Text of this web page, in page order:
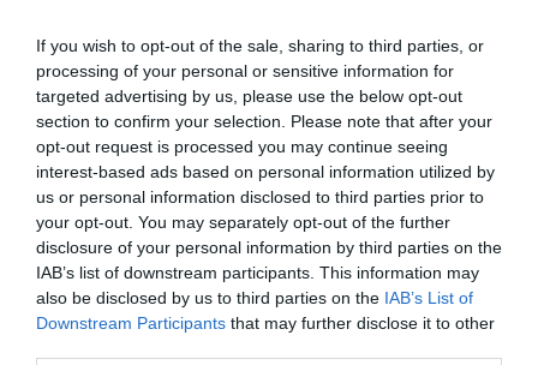
If you wish to opt-out of the sale, sharing to third parties, or
processing of your personal or sensitive information for
targeted advertising by us, please use the below opt-out
section to confirm your selection. Please note that after your
opt-out request is processed you may continue seeing
interest-based ads based on personal information utilized by
us or personal information disclosed to third parties prior to
your opt-out. You may separately opt-out of the further
disclosure of your personal information by third parties on the
IAB’s list of downstream participants. This information may
also be disclosed by us to third parties on the IAB’s List of
Downstream Participants that may further disclose it to other
Les éponges et torchons, des
sources invisibles de germes
L’éponge de cuisine est particulièrement problématique. Une étude
publiée dans l’International Journal of Food Science a analysé plus
de 200 éponges et y a retrouvé levures, moisissures et bactéries.
Ces microbes prospèrent dans des environnements chauds,
humides et riches en protéines, caractéristiques des éponges.
Pour réduire leur prolifération, il est conseillé de chauffer l’éponge
à puissance maximale au micro-ondes pendant deux minutes